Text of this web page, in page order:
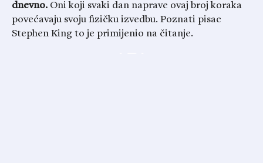
dnevno. Oni koji svaki dan naprave ovaj broj koraka
povećavaju svoju fizičku izvedbu. Poznati pisac
Stephen King to je primijenio na čitanje.